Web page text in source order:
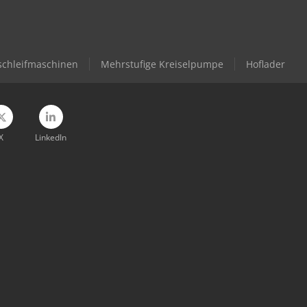
Mehrstufige Kreiselpumpe Hoflader
LinkedIn